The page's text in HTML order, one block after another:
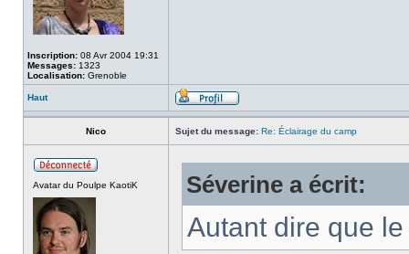
Inscription: 08 Avr 2004 19:31
Messages: 1323
Localisation: Grenoble
Haut
Nico Sujet du message: Re: Éclairage du camp
Avatar du Poulpe KaotiK Séverine a écrit:
Autant dire que